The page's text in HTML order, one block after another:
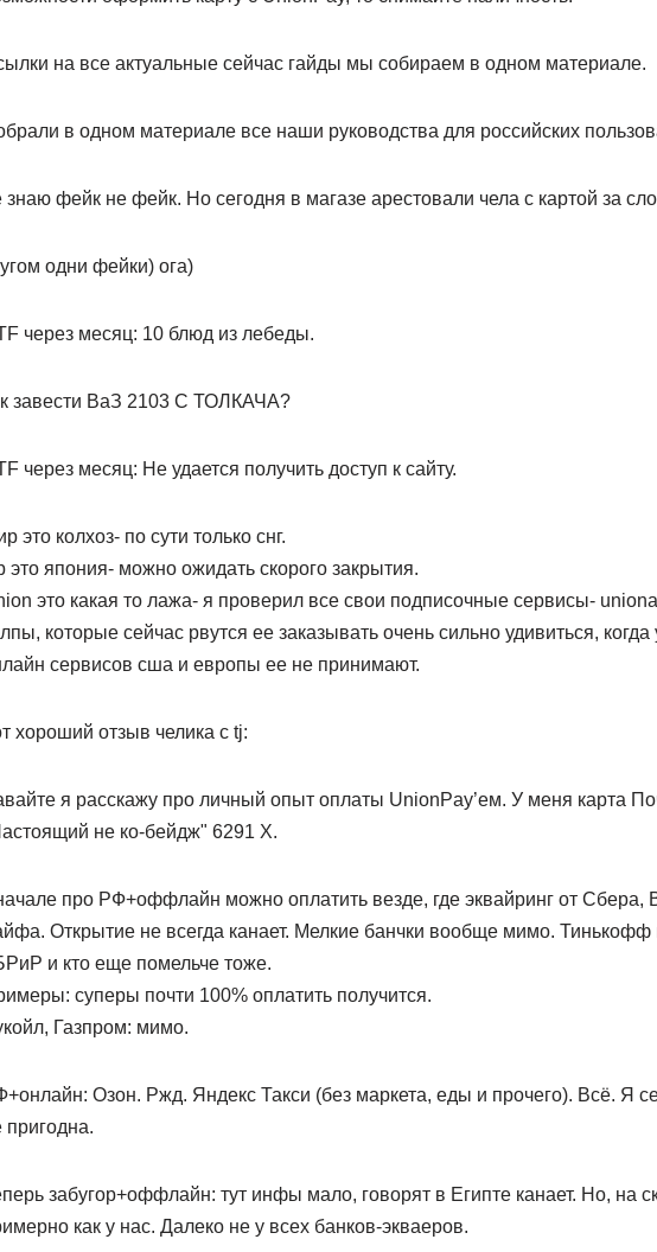
на все актуальные сейчас гайды мы собираем в одном материале.
в одном материале все наши руководства для российских
знаю фейк не фейк. Но сегодня в магазе арестовали чела с картой за
одни фейки) ога)
через месяц: 10 блюд из лебеды.
завести ВаЗ 2103 С ТОЛКАЧА?
через месяц: Не удается получить доступ к сайту.
это колхоз- по сути только снг.
это япония- можно ожидать скорого закрытия.
это какая то лажа- я проверил все свои подписочные сервисы-
которые сейчас рвутся ее заказывать очень сильно удивиться,
сервисов сша и европы ее не принимают.
хороший отзыв челика с tj:
я расскажу про личный опыт оплаты UnionPay’ем. У меня карта
не ко-бейдж" 6291 Х.
про РФ+оффлайн можно оплатить везде, где эквайринг от Сбера,
Открытие не всегда канает. Мелкие банчки вообще мимо. Тинькофф
и кто еще помельче тоже.
суперы почти 100% оплатить получится.
Газпром: мимо.
Озон. Ржд. Яндекс Такси (без маркета, еды и прочего). Всё. Я
пригодна.
забугор+оффлайн: тут инфы мало, говорят в Египте канает. Но, на
как у нас. Далеко не у всех банков-экваеров.